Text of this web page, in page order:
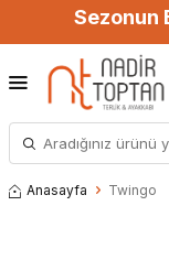
Sezonun
Anasayfa Twingo